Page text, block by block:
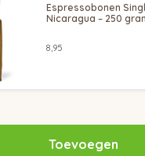
Espressobonen
Nicaragua – 250
8,95
Toevoegen